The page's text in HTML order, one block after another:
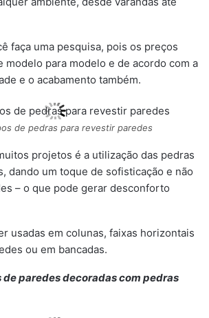
faça uma pesquisa, pois os preços
modelo para modelo e de acordo com a
e o acabamento também.
de pedras para revestir paredes
projetos é a utilização das pedras
dando um toque de sofisticação e não
– o que pode gerar desconforto
usadas em colunas, faixas horizontais
ou em bancadas.
de paredes decoradas com pedras